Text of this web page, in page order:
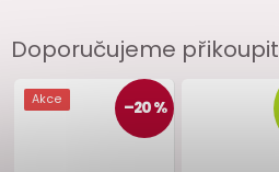
Doporučujeme přikoupit